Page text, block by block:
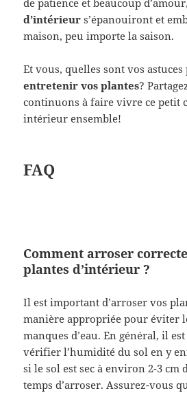
d’intérieur s’épanouiront et
maison, peu importe la saison.
Et vous, quelles sont vos
entretenir vos plantes?
continuons à faire vivre ce petit
intérieur ensemble!
FAQ
Comment arroser
plantes d’intérieur ?
Il est important d’arroser vos
manière appropriée pour éviter
manques d’eau. En général, il
vérifier l’humidité du sol en y
si le sol est sec à environ 2-3
temps d’arroser. Assurez-vous